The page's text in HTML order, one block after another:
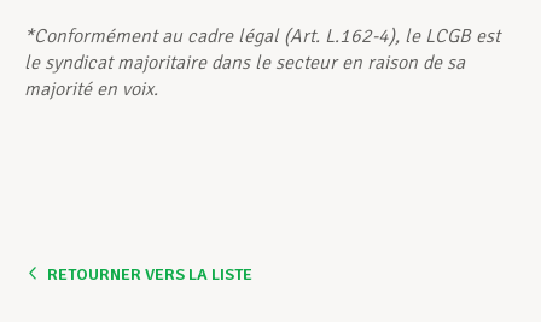
*Conformément au cadre légal (Art. L.162-4), le LCGB est
le syndicat majoritaire dans le secteur en raison de sa
majorité en voix.
RETOURNER VERS LA LISTE